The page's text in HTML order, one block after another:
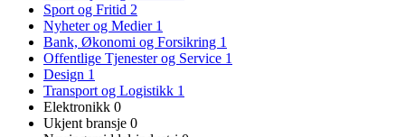
Sport og Fritid 2
Nyheter og Medier 1
Bank, Økonomi og Forsikring 1
Offentlige Tjenester og Service 1
Design 1
Transport og Logistikk 1
Elektronikk 0
Ukjent bransje 0